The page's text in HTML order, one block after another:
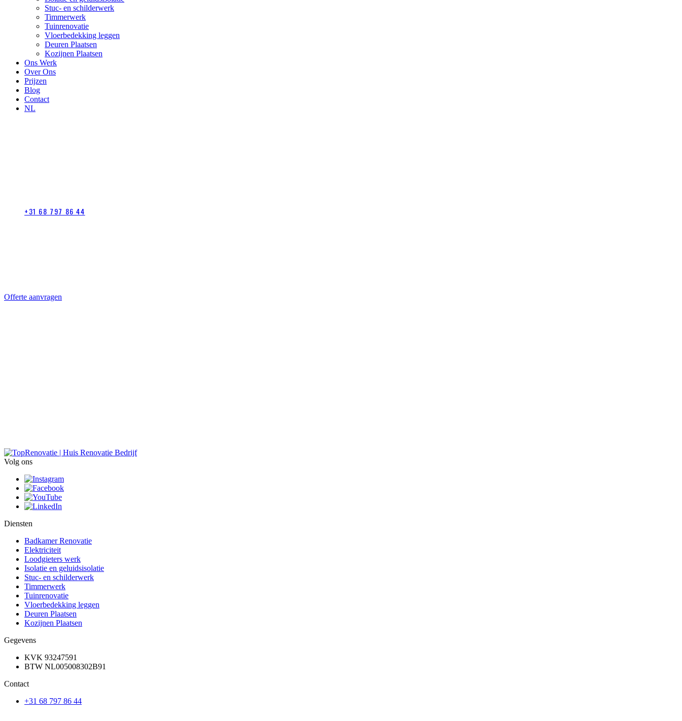
Stuc- en schilderwerk
Timmerwerk
Tuinrenovatie
Vloerbedekking leggen
Deuren Plaatsen
Kozijnen Plaatsen
Ons Werk
Over Ons
Prijzen
Blog
Contact
NL
+31 68 797 86 44
Offerte aanvragen
Volg ons
Diensten
Badkamer Renovatie
Elektriciteit
Loodgieters werk
Isolatie en geluidsisolatie
Stuc- en schilderwerk
Timmerwerk
Tuinrenovatie
Vloerbedekking leggen
Deuren Plaatsen
Kozijnen Plaatsen
Gegevens
KVK 93247591
BTW NL005008302B91
Contact
+31 68 797 86 44